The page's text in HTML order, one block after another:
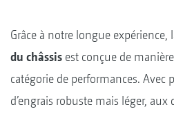
Grâce à notre longue expérience,
du châssis est conçue de
catégorie de performances.
d’engrais robuste mais léger,